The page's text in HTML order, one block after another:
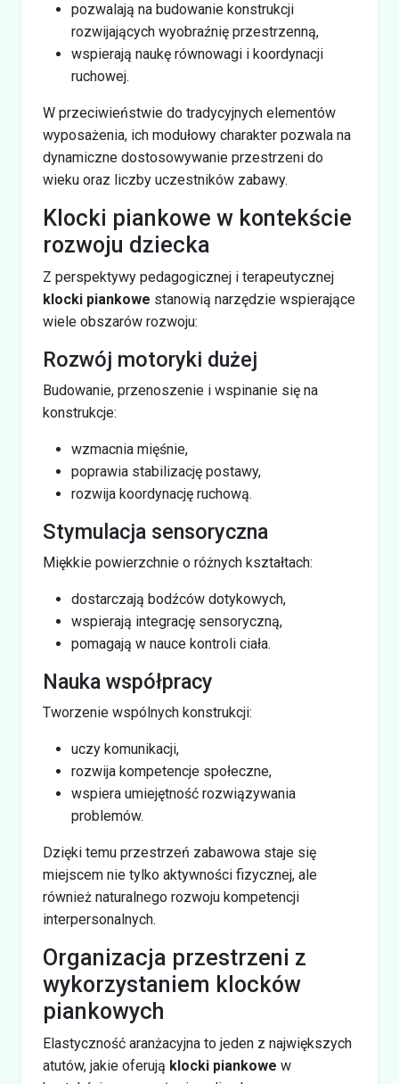
pozwalają na budowanie konstrukcji
rozwijających wyobraźnię przestrzenną,
wspierają naukę równowagi i koordynacji
ruchowej.
W przeciwieństwie do tradycyjnych elementów
wyposażenia, ich modułowy charakter pozwala na
dynamiczne dostosowywanie przestrzeni do
wieku oraz liczby uczestników zabawy.
Klocki piankowe w kontekście
rozwoju dziecka
Z perspektywy pedagogicznej i terapeutycznej
klocki piankowe stanowią narzędzie wspierające
wiele obszarów rozwoju:
Rozwój motoryki dużej
Budowanie, przenoszenie i wspinanie się na
konstrukcje:
wzmacnia mięśnie,
poprawia stabilizację postawy,
rozwija koordynację ruchową.
Stymulacja sensoryczna
Miękkie powierzchnie o różnych kształtach:
dostarczają bodźców dotykowych,
wspierają integrację sensoryczną,
pomagają w nauce kontroli ciała.
Nauka współpracy
Tworzenie wspólnych konstrukcji:
uczy komunikacji,
rozwija kompetencje społeczne,
wspiera umiejętność rozwiązywania
problemów.
Dzięki temu przestrzeń zabawowa staje się
miejscem nie tylko aktywności fizycznej, ale
również naturalnego rozwoju kompetencji
interpersonalnych.
Organizacja przestrzeni z
wykorzystaniem klocków
piankowych
Elastyczność aranżacyjna to jeden z największych
atutów, jakie oferują klocki piankowe w